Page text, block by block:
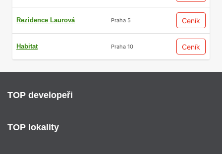
Rezidence Laurová Praha 5 Ceník
Habitat Praha 10 Ceník
TOP developeři
TOP lokality